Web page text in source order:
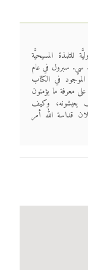
المسيحيَّة
سي. سبرول في عام
الموجود في الكتاب
معرفة ما يؤمنون
يعيشونه، وكيف
قداسة الله أمر